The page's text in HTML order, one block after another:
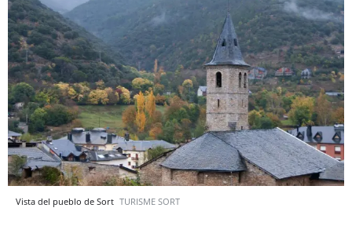
Vista del pueblo de Sort TURISME SORT